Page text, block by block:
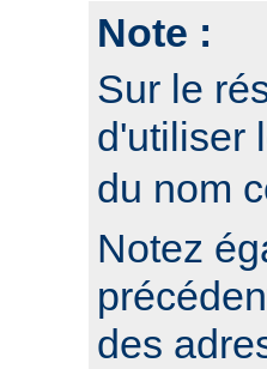
Note :
Sur le
d'utiliser
du nom
Notez
des